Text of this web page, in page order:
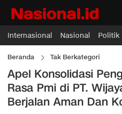
Internasional Nasional Politik
Beranda Tak Berkategori
Apel Konsolidasi
Rasa Pmi di PT.
Berjalan Aman Dan